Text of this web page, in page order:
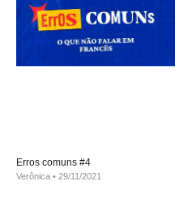
Erros comuns #4
Verônica 29/11/2021